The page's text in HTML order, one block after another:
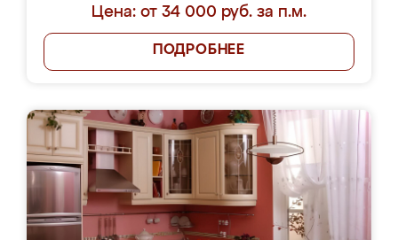
Цена: от 34 000 руб. за п.м.
ПОДРОБНЕЕ